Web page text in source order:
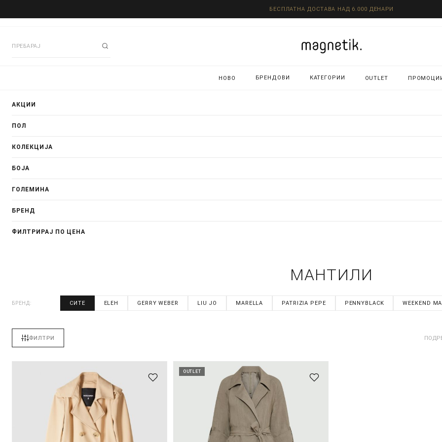
БЕСПЛАТНА ДОСТАВА НАД 6.000 ДЕНАРИ
НОВО БРЕНДОВИ КАТЕГОРИИ OUTLET
АКЦИИ
ПОЛ
КОЛЕКЦИЈА
БОЈА
ГОЛЕМИНА
БРЕНД
ФИЛТРИРАЈ ПО ЦЕНА
МАНТИЛИ
БРЕНД: СИТЕ ELEH GERRY WEBER LIU JO MARELLA PATRIZIA PEPE PENNYBLACK WEEKEND
ФИЛТРИ
OUTLET